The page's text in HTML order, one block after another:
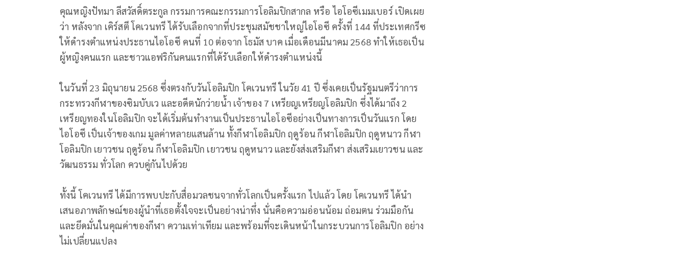
คุณหญิงปัทมา ลีสวัสดิ์ตระกูล กรรมการคณะกรรมการโอลิมปิกสากล หรือ ไอโอซีเมมเบอร์ เปิดเผย
ว่า หลังจาก เคิร์สตี โคเวนทรี ได้รับเลือกจากที่ประชุมสมัชชาใหญ่ไอโอซี ครั้งที่ 144 ที่ประเทศกรีซ
ให้ดำรงตำแหน่งประธานไอโอซี คนที่ 10 ต่อจาก โธมัส บาค เมื่อเดือนมีนาคม 2568 ทำให้เธอเป็น
ผู้หญิงคนแรก และชาวแอฟริกันคนแรกที่ได้รับเลือกให้ดำรงตำแหน่งนี้
ในวันที่ 23 มิถุนายน 2568 ซึ่งตรงกับวันโอลิมปิก โคเวนทรี ในวัย 41 ปี ซึ่งเคยเป็นรัฐมนตรีว่าการ
กระทรวงกีฬาของซิมบับเว และอดีตนักว่ายน้ำ เจ้าของ 7 เหรียญเหรียญโอลิมปิก ซึ่งได้มาถึง 2
เหรียญทองในโอลิมปิก จะได้เริ่มต้นทำงานเป็นประธานไอโอซีอย่างเป็นทางการเป็นวันแรก โดย
ไอโอซี เป็นเจ้าของเกม มูลค่าหลายแสนล้าน ทั้งกีฬาโอลิมปิก ฤดูร้อน กีฬาโอลิมปิก ฤดูหนาว กีฬา
โอลิมปิก เยาวชน ฤดูร้อน กีฬาโอลิมปิก เยาวชน ฤดูหนาว และยังส่งเสริมกีฬา ส่งเสริมเยาวชน และ
วัฒนธรรม ทั่วโลก ควบคู่กันไปด้วย
ทั้งนี้ โคเวนทรี ได้มีการพบปะกับสื่อมวลชนจากทั่วโลกเป็นครั้งแรก ไปแล้ว โดย โคเวนทรี ได้นำ
เสนอภาพลักษณ์ของผู้นำที่เธอตั้งใจจะเป็นอย่างน่าทึ่ง นั่นคือความอ่อนน้อม ถ่อมตน ร่วมมือกัน
และยึดมั่นในคุณค่าของกีฬา ความเท่าเทียม และพร้อมที่จะเดินหน้าในกระบวนการโอลิมปิก อย่าง
ไม่เปลี่ยนแปลง